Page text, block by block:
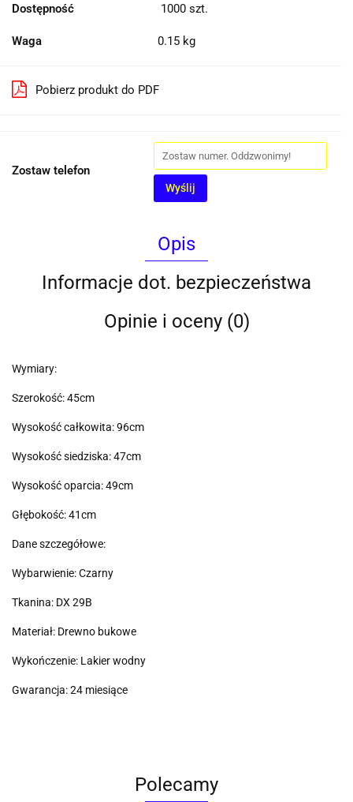
Dostępność 1000 szt.
Waga 0.15 kg
Pobierz produkt do PDF
Zostaw telefon
Wyślij
Opis
Informacje dot. bezpieczeństwa
Opinie i oceny (0)
Wymiary:
Szerokość: 45cm
Wysokość całkowita: 96cm
Wysokość siedziska: 47cm
Wysokość oparcia: 49cm
Głębokość: 41cm
Dane szczegółowe:
Wybarwienie: Czarny
Tkanina: DX 29B
Materiał: Drewno bukowe
Wykończenie: Lakier wodny
Gwarancja: 24 miesiące
Polecamy